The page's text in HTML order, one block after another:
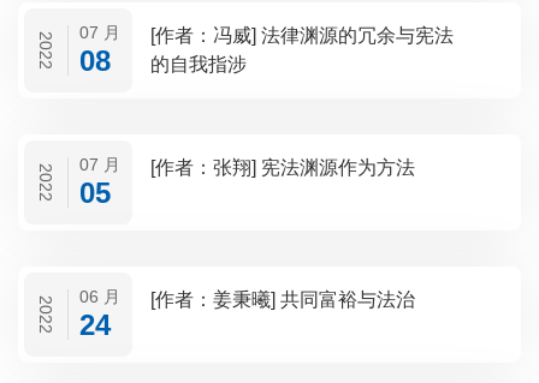
2022 07 月
08
[作者：冯威] 法律渊源的冗余与宪法
的自我指涉
2022 07 月
05
[作者：张翔] 宪法渊源作为方法
2022 06 月
24
[作者：姜秉曦] 共同富裕与法治